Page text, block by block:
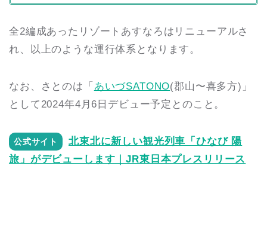
全2編成あったリゾートあすなろはリニューアルさ
れ、以上のような運行体系となります。
なお、さとのは「 あいづSATONO(郡山〜喜多方)」
として2024年4月6日デビュー予定とのこと。
公式サイト
北東北に新しい観光列車「ひなび 陽
旅」がデビューします｜JR東日本プレスリリース